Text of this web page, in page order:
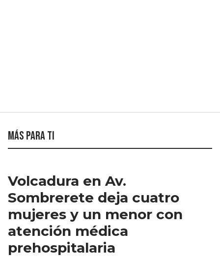
Más para ti
Volcadura en Av.
Sombrerete deja cuatro
mujeres y un menor con
atención médica
prehospitalaria